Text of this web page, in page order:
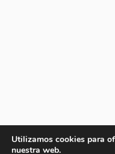
Utilizamos cookies para
nuestra web.